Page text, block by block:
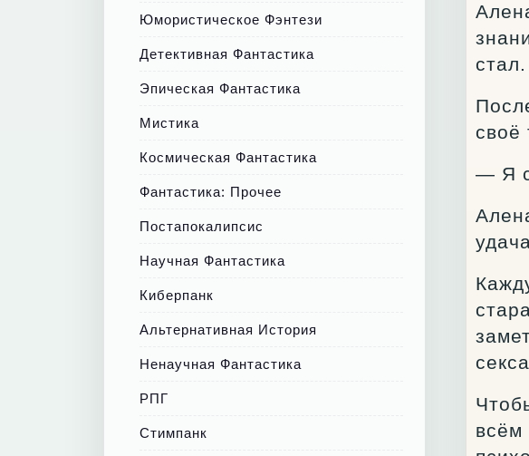
стал.
своё
— Я
Юмористическое Фэнтези
Детективная Фантастика
Эпическая Фантастика
Мистика
Космическая Фантастика
Фантастика: Прочее
Постапокалипсис
Научная Фантастика
Киберпанк
Альтернативная История
Ненаучная Фантастика
РПГ
Стимпанк